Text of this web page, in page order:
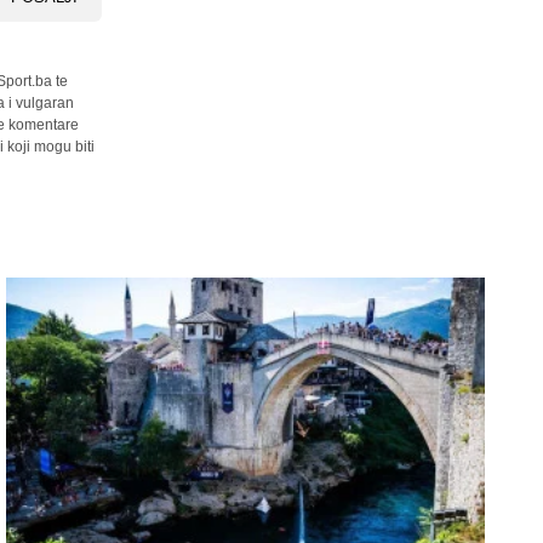
te
i vulgaran
komentare
koji mogu biti